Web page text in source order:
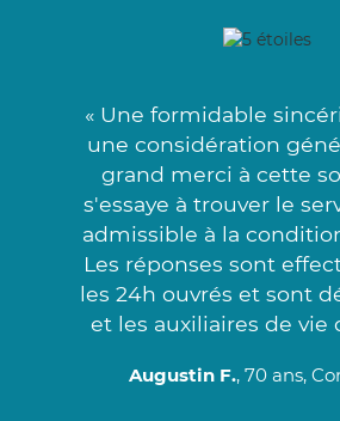
« Une formidable
une considération
grand merci à cette
s'essaye à trouver le
admissible à la
Les réponses sont
les 24h ouvrés et sont
et les auxiliaires de vie
Augustin F., 70 ans,